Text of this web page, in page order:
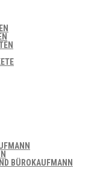
BÜROKAUFMANN